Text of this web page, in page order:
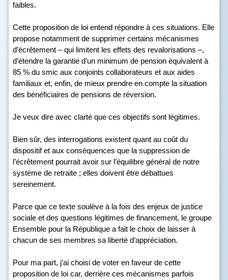
faibles.
Cette proposition de loi entend répondre à ces situations. Elle
propose notamment de supprimer certains mécanismes
d’écrêtement – qui limitent les effets des revalorisations –,
d’étendre la garantie d’un minimum de pension équivalent à
85 % du smic aux conjoints collaborateurs et aux aides
familiaux et, enfin, de mieux prendre en compte la situation
des bénéficiaires de pensions de réversion.
Je veux dire avec clarté que ces objectifs sont légitimes.
Bien sûr, des interrogations existent quant au coût du
dispositif et aux conséquences que la suppression de
l’écrêtement pourrait avoir sur l’équilibre général de notre
système de retraite ; elles doivent être débattues
sereinement.
Parce que ce texte soulève à la fois des enjeux de justice
sociale et des questions légitimes de financement, le groupe
Ensemble pour la République a fait le choix de laisser à
chacun de ses membres sa liberté d’appréciation.
Pour ma part, j’ai choisi de voter en faveur de cette
proposition de loi car, derrière ces mécanismes parfois